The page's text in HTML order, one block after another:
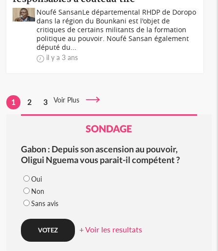
Noufé Sansan Le départemental RHDP de Doropo
dans la région du Bounkani est l'objet de
critiques de certains militants de la formation
politique au pouvoir. Noufé Sansan également
député du...
il y a 3 ans
1 2 3 Voir Plus
SONDAGE
Gabon : Depuis son ascension au pouvoir,
Oligui Nguema vous parait-il compétent ?
Oui
Non
Sans avis
+ Voir les resultats